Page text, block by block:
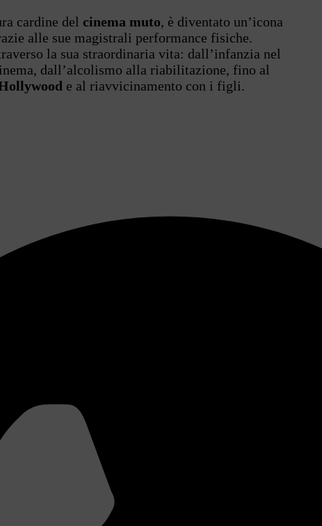
cardine del cinema muto, è diventato un’icona
alle sue magistrali performance fisiche.
la sua straordinaria vita: dall’infanzia nel
dall’alcolismo alla riabilitazione, fino al
e al riavvicinamento con i figli.